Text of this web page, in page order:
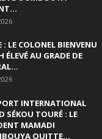
: LE COLONEL BIENVENU
ÉLEVÉ AU GRADE DE
INTERNATIONAL
SÉKOU TOURÉ : LE
MAMADI
QUITTE...